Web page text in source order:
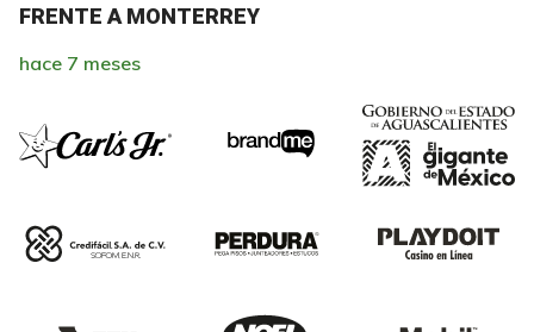
FRENTE A MONTERREY
hace 7 meses